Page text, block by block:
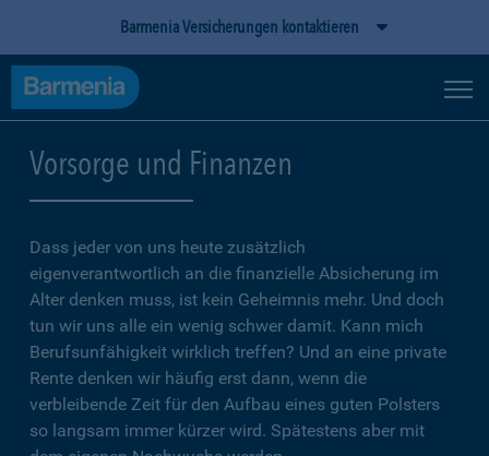
Barmenia Versicherungen kontaktieren
Vorsorge und Finanzen
Dass jeder von uns heute zusätzlich
eigenverantwortlich an die finanzielle Absicherung im
Alter denken muss, ist kein Geheimnis mehr. Und doch
tun wir uns alle ein wenig schwer damit. Kann mich
Berufsunfähigkeit wirklich treffen? Und an eine private
Rente denken wir häufig erst dann, wenn die
verbleibende Zeit für den Aufbau eines guten Polsters
so langsam immer kürzer wird. Spätestens aber mit